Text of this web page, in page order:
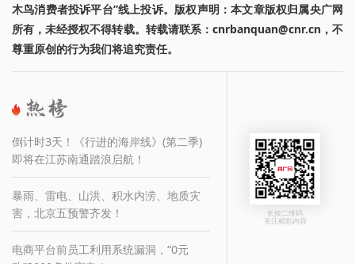
木鸟消费者投诉平台”线上投诉。版权声明：本文章版权归属央广网
所有，未经授权不得转载。转载请联系：cnrbanquan@cnr.cn，不
尊重原创的行为我们将追究责任。
倒计时3天！《行进的海岸线》(第二季)
即将在江苏南通踏浪启航！
暴雨、雷电、山洪、积水内涝、地质灾
害，北京五预警齐发！
电商平台前员工利用系统漏洞，“0元
长按二维码
关注精彩内容